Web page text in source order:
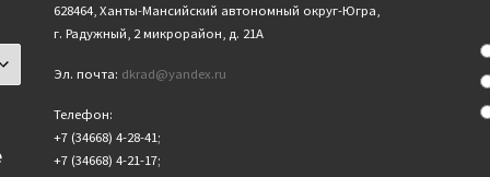
628464, Ханты-Мансийский автономный округ-Югра,
г. Радужный, 2 микрорайон, д. 21А
Эл. почта: dkrad@yandex.ru
Телефон:
+7 (34668) 4-28-41;
+7 (34668) 4-21-17;